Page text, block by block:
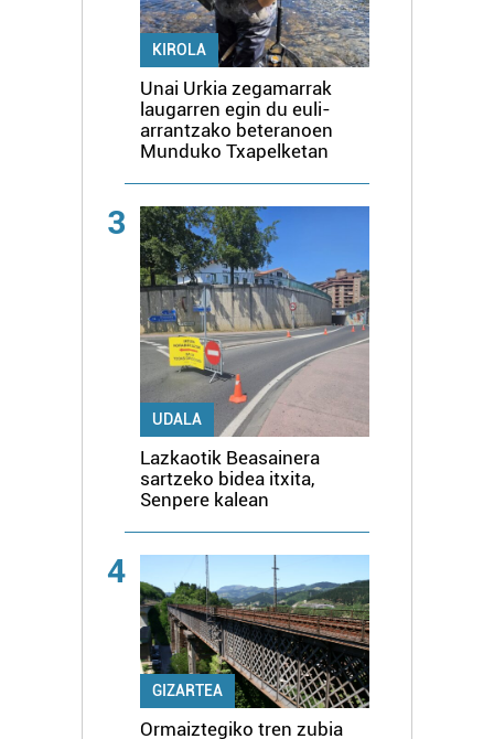
KIROLA
Unai Urkia zegamarrak
laugarren egin du euli-
arrantzako beteranoen
Munduko Txapelketan
3
UDALA
Lazkaotik Beasainera
sartzeko bidea itxita,
Senpere kalean
4
GIZARTEA
Ormaiztegiko tren zubia